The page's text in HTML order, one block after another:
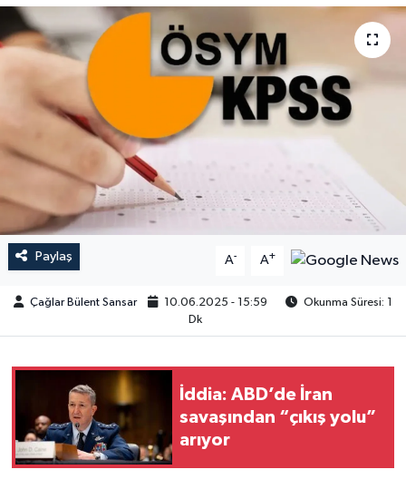
Paylaş A- A+
Çağlar Bülent Sansar 10.06.2025 - 15:59
Okunma Süresi: 1
Dk
İddia: ABD’de İran
savaşından “çıkış yolu”
arıyor